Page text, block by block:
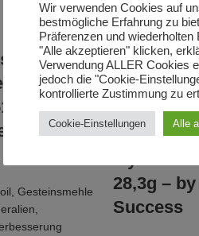
–
%
6,2 %
% Eisen
Gesteinsmehle
Great
Premium
28,3g –
Success
Wir verwenden Cookies auf
bestmögliche Erfahrung zu
Präferenzen und
"Alle akzeptieren" klicken,
Verwendung ALLER Cookies
jedoch die "Cookie-
kontrollierte Zustimmung zu
Cookie-Einstellungen Alle